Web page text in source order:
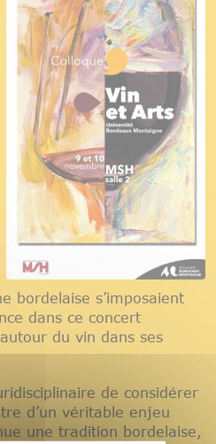
bordelaise s’imposaient
dans ce concert
du vin dans ses
de considérer
d’un véritable enjeu
une tradition bordelaise,